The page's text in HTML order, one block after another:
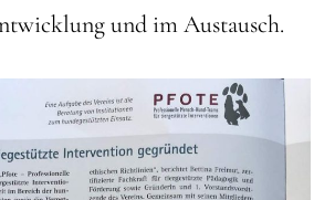
und im Austausch.